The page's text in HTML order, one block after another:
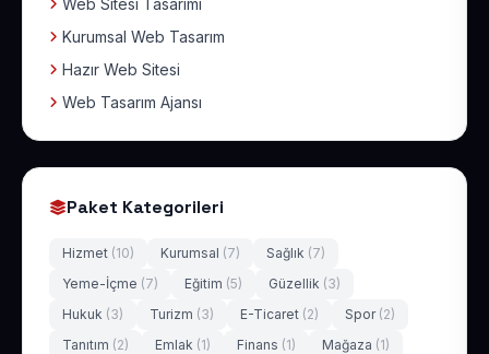
Web Sitesi Tasarımı
Kurumsal Web Tasarım
Hazır Web Sitesi
Web Tasarım Ajansı
Paket Kategorileri
Hizmet (10) Kurumsal (7) Sağlık (7)
Yeme-İçme (7) Eğitim (5) Güzellik (3)
Hukuk (3) Turizm (3) E-Ticaret (2) Spor (2)
Tanıtım (2) Emlak (1) Finans (1) Mağaza (1)